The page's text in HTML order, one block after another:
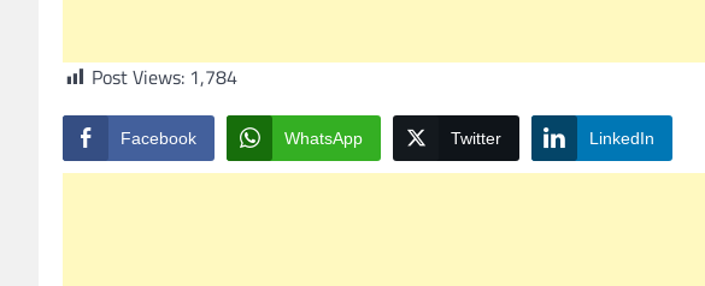
Post Views: 1,784
Facebook WhatsApp Twitter LinkedIn